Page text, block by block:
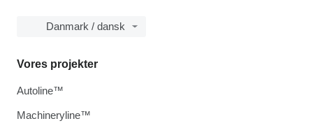
Danmark / dansk
Vores projekter
Autoline™
Machineryline™